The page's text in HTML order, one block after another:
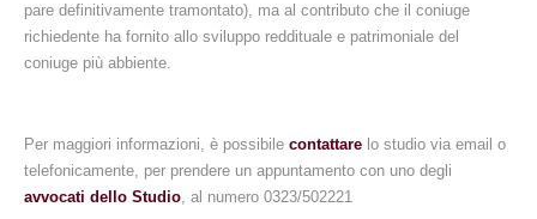
pare definitivamente tramontato), ma al contributo che il coniuge
richiedente ha fornito allo sviluppo reddituale e patrimoniale del
coniuge più abbiente.
Per maggiori informazioni, è possibile contattare lo studio via email o
telefonicamente, per prendere un appuntamento con uno degli
avvocati dello Studio, al numero 0323/502221